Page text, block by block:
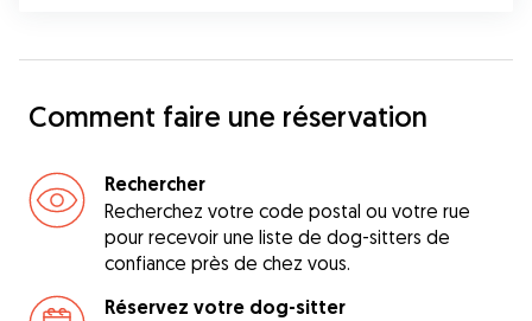
Comment faire une réservation
Rechercher
Recherchez votre code postal ou votre rue
pour recevoir une liste de dog-sitters de
confiance près de chez vous.
Réservez votre dog-sitter